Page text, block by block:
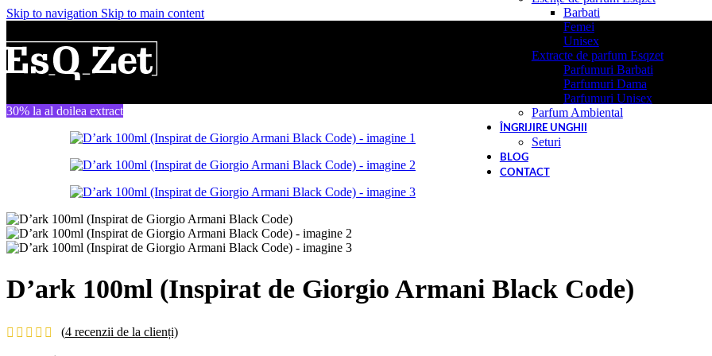
Skip to navigation Skip to main content
Barbati
Femei
Unisex
Extracte de parfum Esqzet
Parfumuri Barbati
Parfumuri Dama
Parfumuri Unisex
Parfum Ambiental
ÎNGRIJIRE UNGHII
Seturi
BLOG
CONTACT
30% la al doilea extract
D’ark 100ml (Inspirat de Giorgio Armani Black Code)
(4 recenzii de la clienți)